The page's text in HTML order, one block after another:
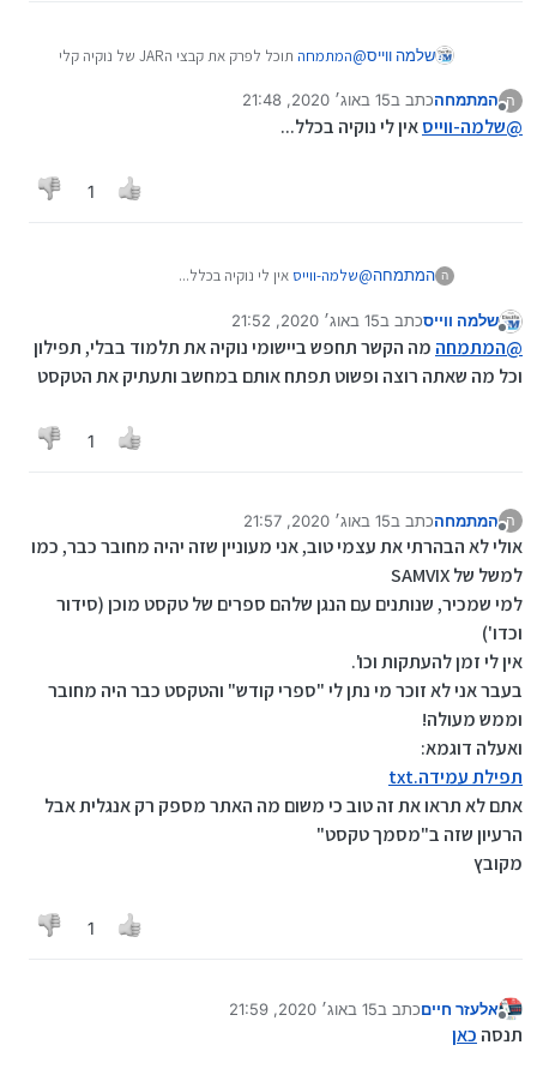
שלמה ווייס@המתמחה
תוכל לפרק את קבצי הJAR של נוקיה קלי
ה
מנותק
המתמחהכתב ב15 באוג׳ 2020, 21:48
נערך לאחרונה על ידי
@שלמה-ווייסאין לי נוקיה בכלל...
1
ה המתמחה@שלמה-ווייס אין לי נוקיה בכלל...
שלמה ווייסכתב ב15 באוג׳ 2020, 21:52
נערך לאחרונה על ידי
@המתמחה מה הקשר תחפש ביישומי נוקיה את תלמוד בבלי, תפילון
וכל מה שאתה רוצה ופשוט תפתח אותם במחשב ותעתיק את הטקסט
1
ה
מנותק
המתמחהכתב ב15 באוג׳ 2020, 21:57
נערך לאחרונה על ידי המתמחה
אולי לא הבהרתי את עצמי טוב, אני מעוניין שזה יהיה מחובר כבר, כמו
למשל של SAMVIX
למי שמכיר, שנותנים עם הנגן שלהם ספרים של טקסט מוכן (סידור
וכדו')
אין לי זמן להעתקות וכו'.
בעבר אני לא זוכר מי נתן לי "ספרי קודש" והטקסט כבר היה מחובר
וממש מעולה!
ואעלה דוגמא:
תפילת עמידה.txt
אתם לא תראו את זה טוב כי משום מה האתר מספק רק אנגלית אבל
הרעיון שזה ב"מסמך טקסט"
מקובץ
1
מנותק
אלעזר חייםכתב ב15 באוג׳ 2020, 21:59
נערך לאחרונה על ידי
תנסה כאן